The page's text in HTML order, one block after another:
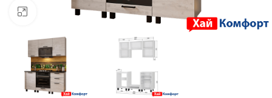
нажмите для увеличения